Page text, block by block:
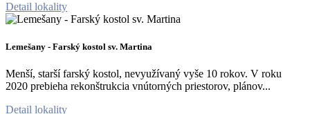
Detail lokality
Lemešany - Farský kostol sv. Martina
Menší, starší farský kostol, nevyužívaný vyše 10 rokov. V roku
2020 prebieha rekonštrukcia vnútorných priestorov, plánov...
Detail lokality